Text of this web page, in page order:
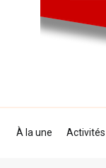
À la une Activités